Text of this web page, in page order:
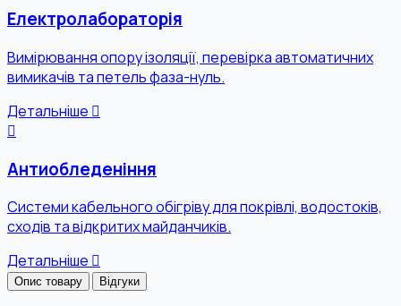
Електролабораторія
Вимірювання опору ізоляції, перевірка автоматичних
вимикачів та петель фаза-нуль.
Детальніше
Антиобледеніння
Системи кабельного обігріву для покрівлі, водостоків,
сходів та відкритих майданчиків.
Детальніше
Опис товару Відгуки